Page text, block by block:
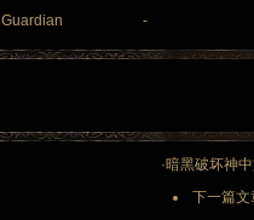
Guardian -
·暗黑破坏神
下一篇